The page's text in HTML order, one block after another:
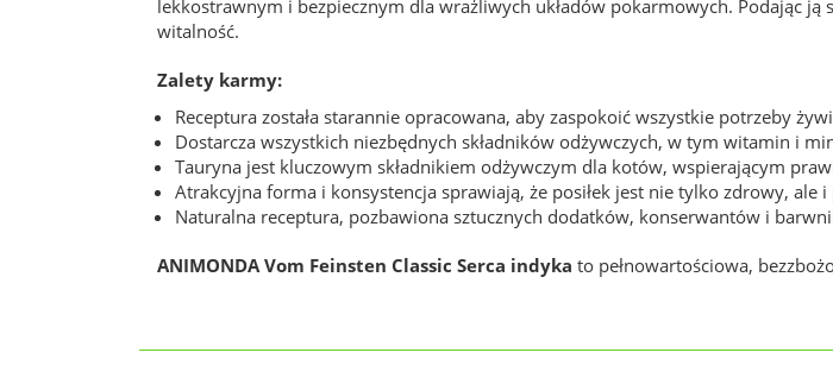
lekkostrawnym i bezpiecznym dla wrażliwych układów pokarmowych. Podając
witalność.
Zalety karmy:
Receptura została starannie opracowana, aby zaspokoić wszystkie potrzeby
Dostarcza wszystkich niezbędnych składników odżywczych, w tym witamin i
Tauryna jest kluczowym składnikiem odżywczym dla kotów, wspierającym
Atrakcyjna forma i konsystencja sprawiają, że posiłek jest nie tylko zdrowy, ale
Naturalna receptura, pozbawiona sztucznych dodatków, konserwantów i
ANIMONDA Vom Feinsten Classic Serca indyka to pełnowartościowa,